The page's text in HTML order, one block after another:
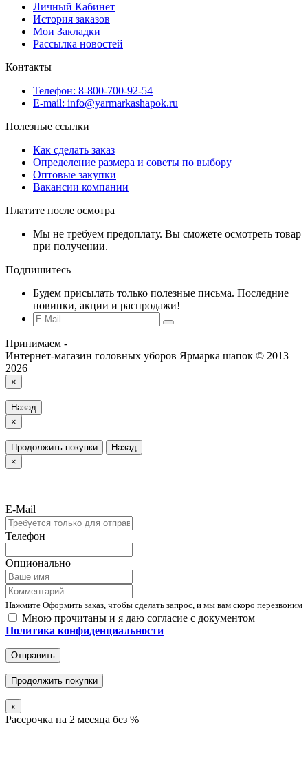
Личный Кабинет
История заказов
Мои Закладки
Рассылка новостей
Контакты
Телефон: 8-800-700-92-54
E-mail: info@yarmarkashapok.ru
Полезные ссылки
Как сделать заказ
Определение размера и советы по выбору
Оптовые закупки
Вакансии компании
Платите после осмотра
Мы не требуем предоплату. Вы сможете осмотреть товар
при получении.
Подпишитесь
Будем присылать только полезные письма. Последние
новинки, акции и распродажи!
Принимаем -
Интернет-магазин головных уборов Ярмарка шапок © 2013 –
2026
×
Назад
×
Продолжить покупки
Назад
×
E-Mail
Телефон
Опционально
Нажмите Оформить заказ, чтобы сделать запрос, и мы вам скоро перезвоним
Мною прочитаны и я даю согласие с документом
Политика конфиденциальности
Отправить
Продолжить покупки
x
Рассрочка на 2 месяца без %